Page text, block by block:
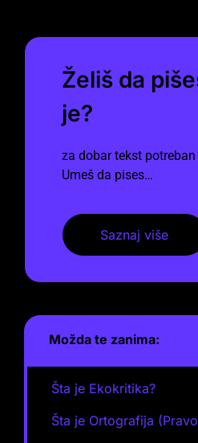
Želiš da
je?
za dobar tekst
Umeš da pises…
Saznaj više
Možda te zanima:
Šta je Ekokritika?
Šta je Ortografija